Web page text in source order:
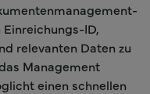
ID,
relevanten Daten zu
Management
einen schnellen